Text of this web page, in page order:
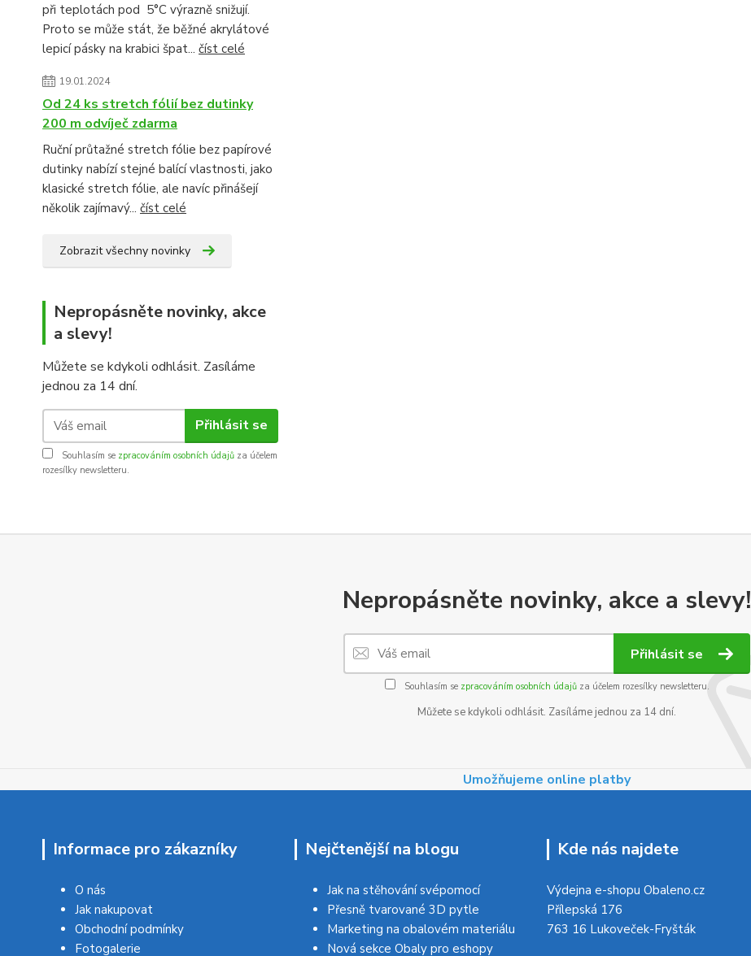
při teplotách pod 5°C výrazně snižují.
Proto se může stát, že běžné akrylátové
lepicí pásky na krabici špat... číst celé
19.01.2024
Od 24 ks stretch fólií bez dutinky
200 m odvíječ zdarma
Ruční průtažné stretch fólie bez papírové
dutinky nabízí stejné balící vlastnosti, jako
klasické stretch fólie, ale navíc přinášejí
několik zajímavý... číst celé
Zobrazit všechny novinky
Nepropásněte novinky, akce
a slevy!
Můžete se kdykoli odhlásit. Zasíláme
jednou za 14 dní.
Přihlásit se
Souhlasím se zpracováním osobních údajů za účelem
rozesílky newsletteru.
Nepropásněte novinky, akce a slevy!
Přihlásit se
Souhlasím se zpracováním osobních údajůza účelem rozesílky newsletteru.
Můžete se kdykoli odhlásit. Zasíláme jednou za 14 dní.
Umožňujeme online platby
Informace pro zákazníky
O nás
Jak nakupovat
Obchodní podmínky
Fotogalerie
Nejčtenější na blogu
Jak na stěhování svépomocí
Přesně tvarované 3D pytle
Marketing na obalovém materiálu
Nová sekce Obaly pro eshopy
Kde nás najdete
Výdejna e-shopu Obaleno.cz
Přílepská 176
763 16 Lukoveček-Fryšták